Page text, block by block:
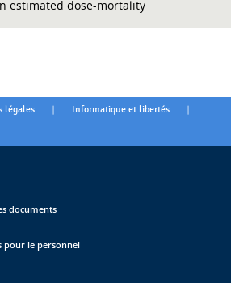
estimated dose-mortality
légales | Informatique et libertés |
documents
pour le personnel